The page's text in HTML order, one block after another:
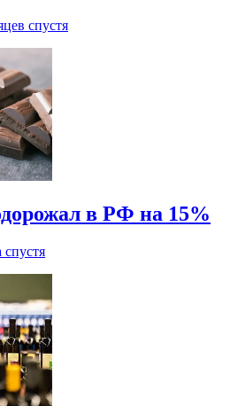
спустя
в РФ на 15%
спустя